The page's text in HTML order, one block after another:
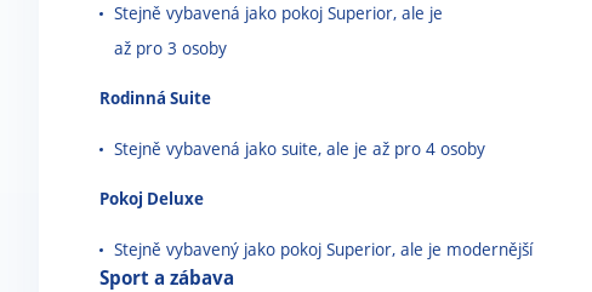
Stejně vybavená jako pokoj Superior, ale je
až pro 3 osoby
Rodinná Suite
Stejně vybavená jako suite, ale je až pro 4 osoby
Pokoj Deluxe
Stejně vybavený jako pokoj Superior, ale je modernější
Sport a zábava